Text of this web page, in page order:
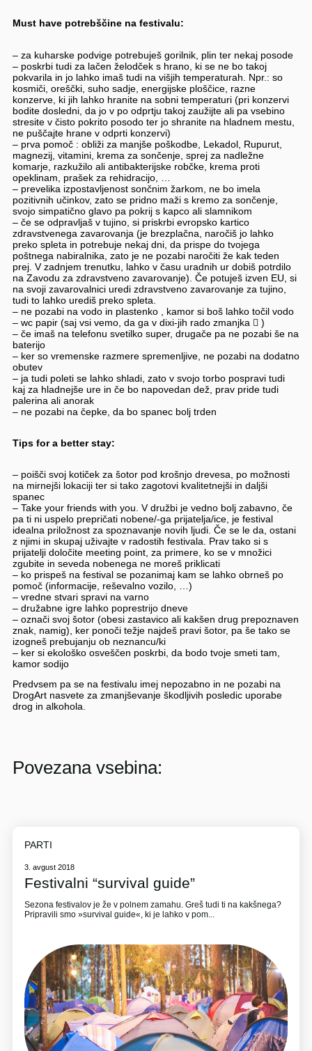
Must have potrebščine na festivalu:
– za kuharske podvige potrebuješ gorilnik, plin ter nekaj posode
– poskrbi tudi za lačen želodček s hrano, ki se ne bo takoj
pokvarila in jo lahko imaš tudi na višjih temperaturah. Npr.: so
kosmiči, oreščki, suho sadje, energijske ploščice, razne
konzerve, ki jih lahko hranite na sobni temperaturi (pri konzervi
bodite dosledni, da jo v po odprtju takoj zaužijte ali pa vsebino
stresite v čisto pokrito posodo ter jo shranite na hladnem mestu,
ne puščajte hrane v odprti konzervi)
– prva pomoč : obliži za manjše poškodbe, Lekadol, Rupurut,
magnezij, vitamini, krema za sončenje, sprej za nadležne
komarje, razkužilo ali antibakterijske robčke, krema proti
opeklinam, prašek za rehidracijo, …
– prevelika izpostavljenost sončnim žarkom, ne bo imela
pozitivnih učinkov, zato se pridno maži s kremo za sončenje,
svojo simpatično glavo pa pokrij s kapco ali slamnikom
– če se odpravljaš v tujino, si priskrbi evropsko kartico
zdravstvenega zavarovanja (je brezplačna, naročiš jo lahko
preko spleta in potrebuje nekaj dni, da prispe do tvojega
poštnega nabiralnika, zato je ne pozabi naročiti že kak teden
prej. V zadnjem trenutku, lahko v času uradnih ur dobiš potrdilo
na Zavodu za zdravstveno zavarovanje). Če potuješ izven EU, si
na svoji zavarovalnici uredi zdravstveno zavarovanje za tujino,
tudi to lahko urediš preko spleta.
– ne pozabi na vodo in plastenko , kamor si boš lahko točil vodo
– wc papir (saj vsi vemo, da ga v dixi-jih rado zmanjka  )
– če imaš na telefonu svetilko super, drugače pa ne pozabi še na
baterijo
– ker so vremenske razmere spremenljive, ne pozabi na dodatno
obutev
– ja tudi poleti se lahko shladi, zato v svojo torbo pospravi tudi
kaj za hladnejše ure in če bo napovedan dež, prav pride tudi
palerina ali anorak
– ne pozabi na čepke, da bo spanec bolj trden
Tips for a better stay:
– poišči svoj kotiček za šotor pod krošnjo drevesa, po možnosti
na mirnejši lokaciji ter si tako zagotovi kvalitetnejši in daljši
spanec
– Take your friends with you. V družbi je vedno bolj zabavno, če
pa ti ni uspelo prepričati nobene/-ga prijatelja/ice, je festival
idealna priložnost za spoznavanje novih ljudi. Če se le da, ostani
z njimi in skupaj uživajte v radostih festivala. Prav tako si s
prijatelji določite meeting point, za primere, ko se v množici
zgubite in seveda nobenega ne moreš priklicati
– ko prispeš na festival se pozanimaj kam se lahko obrneš po
pomoč (informacije, reševalno vozilo, …)
– vredne stvari spravi na varno
– družabne igre lahko poprestrijo dneve
– označi svoj šotor (obesi zastavico ali kakšen drug prepoznaven
znak, namig), ker ponoči težje najdeš pravi šotor, pa še tako se
izogneš prebujanju ob neznancu/ki
– ker si ekološko osveščen poskrbi, da bodo tvoje smeti tam,
kamor sodijo
Predvsem pa se na festivalu imej nepozabno in ne pozabi na
DrogArt nasvete za zmanjševanje škodljivih posledic uporabe
drog in alkohola.
Povezana vsebina:
PARTI
3. avgust 2018
Festivalni “survival guide”
Sezona festivalov je že v polnem zamahu. Greš tudi ti na kakšnega?
Pripravili smo »survival guide«, ki je lahko v pom...